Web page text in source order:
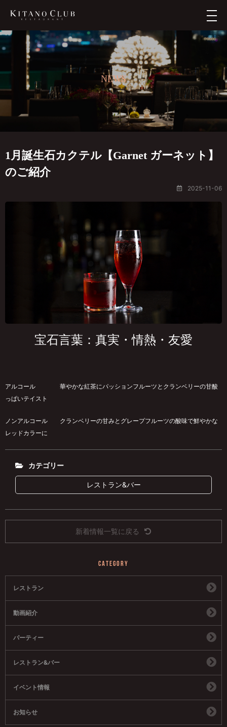
メ
ニ
ュ
ー
NEWS
1月誕生石カクテル【Garnet ガーネット】
のご紹介
2025-11-06
宝石言葉：真実・情熱・友愛
アルコール 華やかな紅茶にパッションフルーツとクランベリーの甘酸
っぱいテイスト
ノンアルコール クランベリーの甘みとグレープフルーツの酸味で鮮やかな
レッドカラーに
カテゴリー
レストラン&バー
新着情報一覧に戻る
CATEGORY
レストラン
動画紹介
パーティー
レストラン&バー
イベント情報
お知らせ